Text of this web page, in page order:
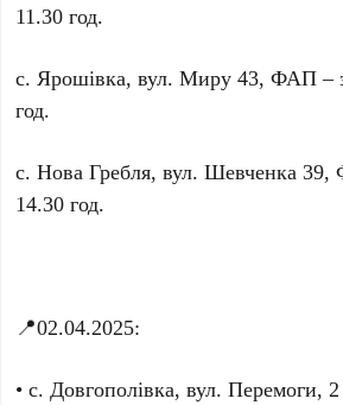
11.30 год.
с. Ярошівка, вул. Миру 43, ФАП –
год.
с. Нова Гребля, вул. Шевченка
14.30 год.
📍02.04.2025:
• с. Довгополівка, вул. Перемоги,